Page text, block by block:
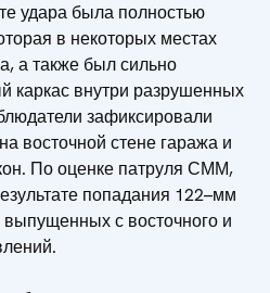
удара была полностью
в некоторых местах
а также был сильно
каркас внутри разрушенных
зафиксировали
восточной стене гаража и
По оценке патруля СММ,
попадания 122–мм
с восточного и